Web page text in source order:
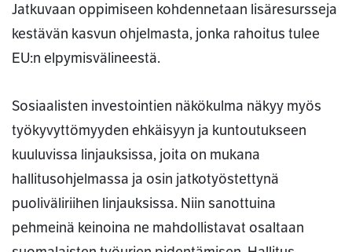
Jatkuvaan oppimiseen kohdennetaan lisäresursseja
kestävän kasvun ohjelmasta, jonka rahoitus tulee
EU:n elpymisvälineestä.
Sosiaalisten investointien näkökulma näkyy myös
työkyvyttömyyden ehkäisyyn ja kuntoutukseen
kuuluvissa linjauksissa, joita on mukana
hallitusohjelmassa ja osin jatkotyöstettynä
puoliväliriihen linjauksissa. Niin sanottuina
pehmeinä keinoina ne mahdollistavat osaltaan